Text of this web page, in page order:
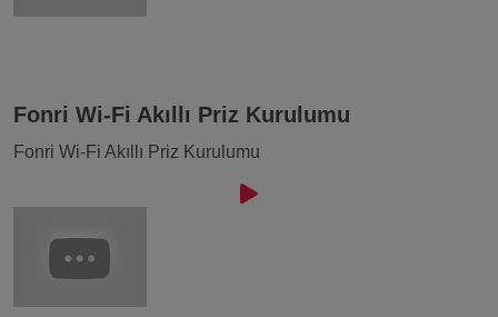
Fonri Wi-Fi Akıllı Priz Kurulumu
Fonri Wi-Fi Akıllı Priz Kurulumu